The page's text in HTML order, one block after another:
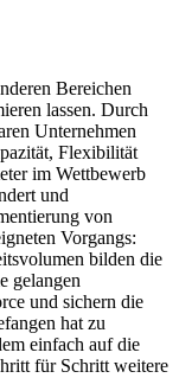
Bereichen
lassen. Durch
Unternehmen
Flexibilität
im Wettbewerb
und
von
Vorgangs:
bilden die
gelangen
und sichern die
hat zu
einfach auf die
für Schritt weitere